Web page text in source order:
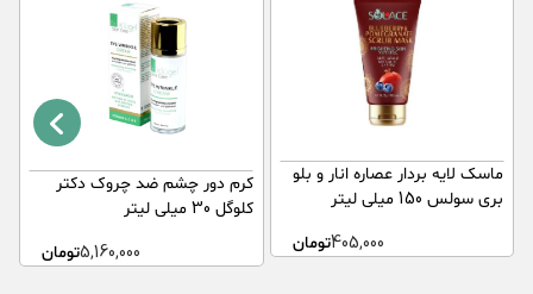
ماسک لایه بردار عصاره انار و بلو
بری سولس 150 میلی لیتر
405,000تومان
کرم دور چشم ضد چروک دکتر
کلوگل 30 میلی لیتر
5,160,000تومان